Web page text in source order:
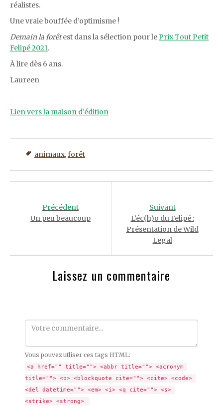
réalistes.
Une vraie bouffée d’optimisme !
Demain la forêtest dans la sélection pour lePrix Tout Petit
Felipé 2021.
À lire dès 6 ans.
Laureen
Lien vers la maison d’édition
animaux,forêt
navigationPrécédent
Un peu beaucoup
Suivant
L’éc(h)o du Felipé :
Présentation de Wild
Legal
Laissez un commentaire
Comment
Vous pouvez utliser ces tags HTML:
<a href="" title=""> <abbr title=""> <acronym
title=""> <b> <blockquote cite=""> <cite> <code>
<del datetime=""> <em> <i> <q cite=""> <s>
<strike> <strong>